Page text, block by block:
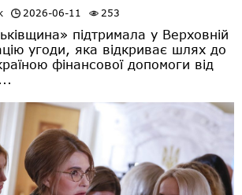
2026-06-11 253
підтримала у Верховній
угоди, яка відкриває шлях до
фінансової допомоги від